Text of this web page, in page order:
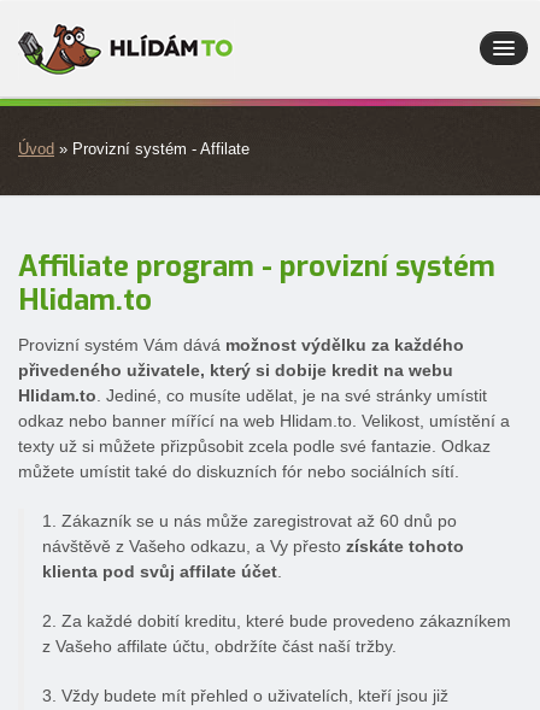
HLÍDÁM TO
O nás
Ceník
Kontakt
Přihlášení
Registrace
Úvod » Provizní systém - Affilate
Affiliate program - provizní systém
Hlidam.to
Provizní systém Vám dává možnost výdělku za každého
přivedeného uživatele, který si dobije kredit na webu
Hlidam.to. Jediné, co musíte udělat, je na své stránky umístit
odkaz nebo banner mířící na web Hlidam.to. Velikost, umístění a
texty už si můžete přizpůsobit zcela podle své fantazie. Odkaz
můžete umístit také do diskuzních fór nebo sociálních sítí.
1. Zákazník se u nás může zaregistrovat až 60 dnů po
návštěvě z Vašeho odkazu, a Vy přesto získáte tohoto
klienta pod svůj affilate účet.
2. Za každé dobití kreditu, které bude provedeno zákazníkem
z Vašeho affilate účtu, obdržíte část naší tržby.
3. Vždy budete mít přehled o uživatelích, kteří jsou již